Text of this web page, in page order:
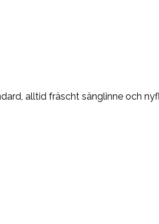
alltid fräscht sänglinne och